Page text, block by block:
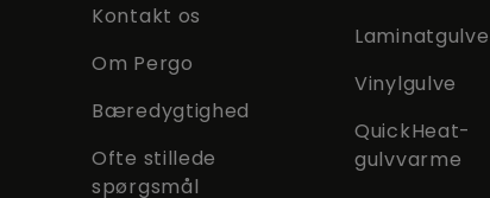
Kontakt os
Om Pergo
Bæredygtighed
Ofte stillede
spørgsmål
Laminatgulve
Vinylgulve
QuickHeat-
gulvvarme